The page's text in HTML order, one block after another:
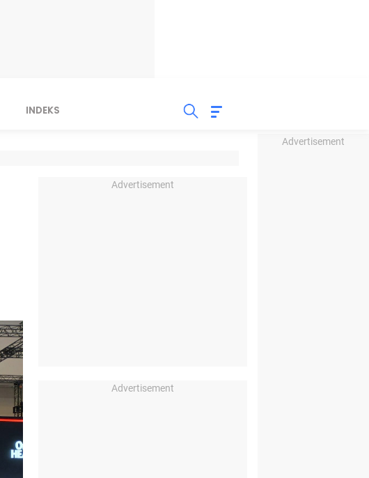
Advertisement
INDEKS
Advertisement
Advertisement